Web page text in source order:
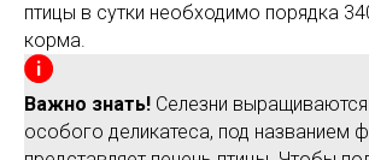
птицы в сутки необходимо порядка
корма.
Важно знать! Селезни выращиваются
особого деликатеса, под названием